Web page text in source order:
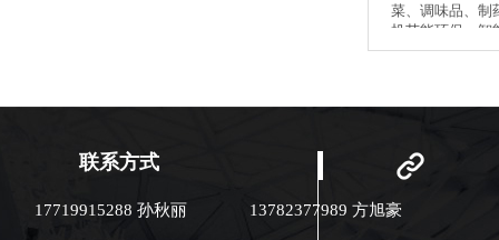
菜、调味品、制
机节能环保，智
控制精度高，并
酯保温材料，保
可烘烤瓜子、
仁、核桃、杏
红萝卜、土豆片
联系方式
17719915288 孙秋丽 13782377989 方旭豪